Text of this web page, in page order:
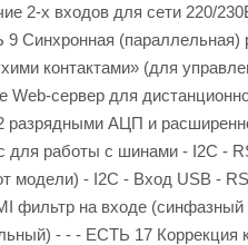
х входов для сети 220/230В
(параллельная)
контактами» (для
Web-сервер для
АЦП и
работы с шинами - I2C -
от модели) - I2C - Вход USB
фильтр на входе
- - - ЕСТЬ 17